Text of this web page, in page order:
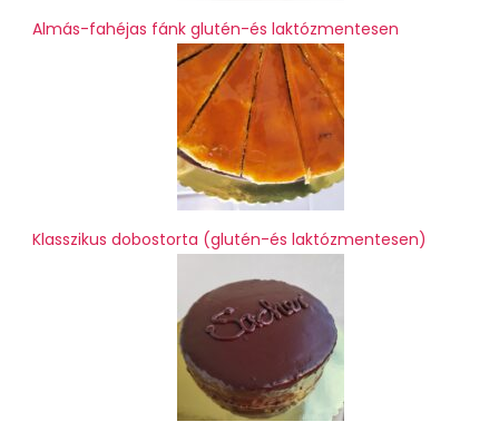
Almás-fahéjas fánk glutén-és laktózmentesen
Klasszikus dobostorta (glutén-és laktózmentesen)